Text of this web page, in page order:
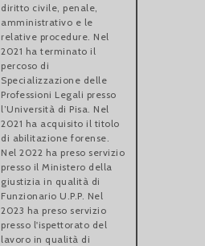
diritto civile, penale,
amministrativo e le
relative procedure. Nel
2021 ha terminato il
percoso di
Specializzazione delle
Professioni Legali presso
l’Università di Pisa. Nel
2021 ha acquisito il titolo
di abilitazione forense.
Nel 2022 ha preso servizio
presso il Ministero della
giustizia in qualità di
Funzionario U.P.P. Nel
2023 ha preso servizio
presso l'ispettorato del
lavoro in qualità di